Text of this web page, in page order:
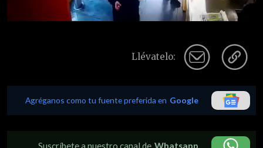
Llévatelo:
Agréganos como tu fuente preferida en Google
Suscríbete a nuestro canal de Whatsapp